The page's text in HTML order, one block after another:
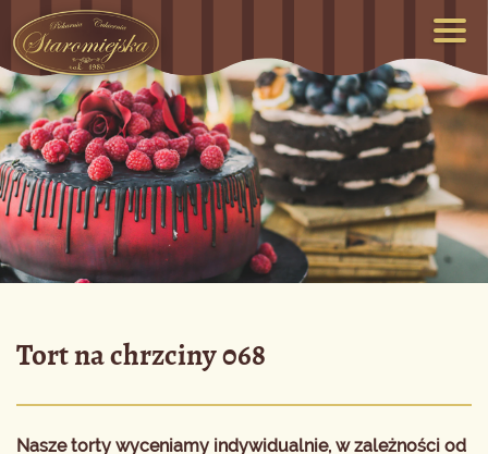
Tort na chrzciny 068
Nasze torty wyceniamy indywidualnie, w zależności od